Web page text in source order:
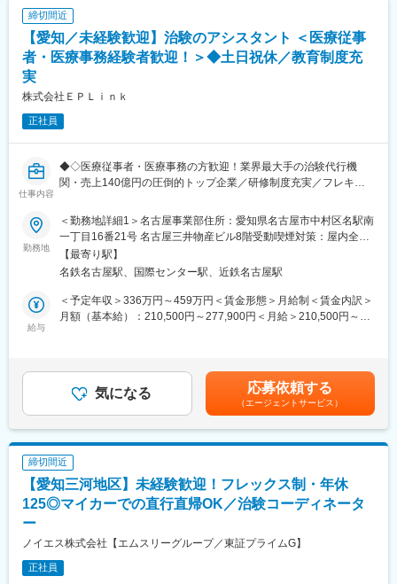
の見通しです。
ィに関することなど、その時のトピックス的な内容も含め多彩な
カリキュラムを提供しています。また研修当日参加することがで
きなかった社員が後日Web上で受講できるよう、全てに研修は動
画を保存しております。
社員の8割が女性のため、女性が働きやすい環境が整っています。
女性リーダー比率は50％強（日本の女性管理職平均12％）と長期
間勤務で選択可能）／出産祝い金を支給あり。
・希望によって、社員からパートへ切替えて復職するケースもあ
・チーム全体で協力しながら治験を進めていく会社です。1人3～
5施設を受け持ちますが、他のチームメンバーがサポートしながら
治験を進めていくことができるため、負担なく仕事ができます。
■IT×医療・エムスリーグループ：
創業から18年連続で増収増益している医療×ITを手掛けるエムスリ
ーのグループ会社です。2019年9月に3社合併を行い（ノイエス、
開拓／症例登録の短縮など）。社内システムも充実しており、外
出しながらも社員感の連携がとりやすい環境です。
締切間近
【愛知／未経験歓迎】治験のアシスタント ＜医療従事
者・医療事務経験者歓迎！＞◆土日祝休／教育制度充
実
株式会社ＥＰＬｉｎｋ
正社員
仕事内容
◆◇医療従事者・医療事務の方歓迎！業界最大手の治験代行機
関・売上140億円の圧倒的トップ企業／研修制度充実／フレキシ
【求人の概要】
同社は医薬品の開発に欠かせない”治験”のサポートを行う「SMO
業界」にてトップシェアを誇り、全国の医療機関をサポートして
おります。本求人は、提携している医療機関内で治験業務をして
いる同社の社員のアシスタントを行っていただく社会貢献性の高
いポジションです。研修体制も充実しておりますので、未経験の
・治験の準備作業（検査に必要な物の管理や事務作業）
・データ入力のサポート（カルテからの情報をコンピューターに
・各種資料の作成
※業務は当社と提携している医療機関内で行います。
【未経験の方でも安心の教育研修制度充実】
【フレキシブルに働きやすい環境が整っています】
勤務地
＜勤務地詳細1＞名古屋事業部住所：愛知県名古屋市中村区名駅南
一丁目16番21号 名古屋三井物産ビル8階受動喫煙対策：屋内全面
禁煙＜勤務地詳細2＞名古屋エリア住所：愛知県 受動喫煙対策：
屋内全面禁煙変更の範囲：会社の定める事業所
【最寄り駅】
名鉄名古屋駅、国際センター駅、近鉄名古屋駅
給与
＜予定年収＞336万円～459万円＜賃金形態＞月給制＜賃金内訳＞
月額（基本給）：210,500円～277,900円＜月給＞210,500円～
月）※業績に応じ、決算賞与（秋季賞与）支給の場合あり（10
月）■時間外・休日出勤手当等の割増賃金は別途支給賃金はあくま
でも目安の金額であり、選考を通じて上下する可能性がありま
す。月給(月額)は固定手当を含めた表記です。
気になる 応募依頼する
（エージェントサービス）
締切間近
【愛知三河地区】未経験歓迎！フレックス制・年休
125◎マイカーでの直行直帰OK／治験コーディネータ
ー
ノイエス株式会社【エムスリーグループ／東証プライムG】
正社員